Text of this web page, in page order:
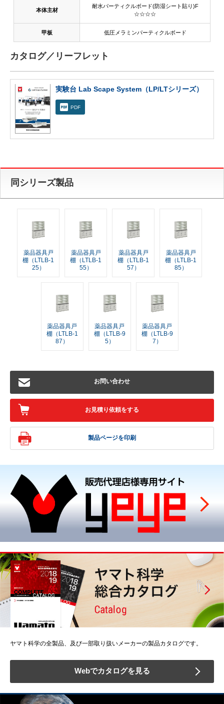
本体主材
耐水パーティクルボード(防湿シート貼り)F
☆☆☆☆
甲板 低圧メラミンパーティクルボード
カタログ／リーフレット
実験台 Lab Scape System（LP/LTシリーズ）
PDF
同シリーズ製品
薬品器具戸
棚（LTLB-1
25）
薬品器具戸
棚（LTLB-1
55）
薬品器具戸
棚（LTLB-1
57）
薬品器具戸
棚（LTLB-1
85）
薬品器具戸
棚（LTLB-1
87）
薬品器具戸
棚（LTLB-9
5）
薬品器具戸
棚（LTLB-9
7）
お問い合わせ
お見積り依頼をする
製品ページを印刷
ヤマト科学の全製品、及び一部取り扱いメーカーの製品カタログです。
Webでカタログを見る